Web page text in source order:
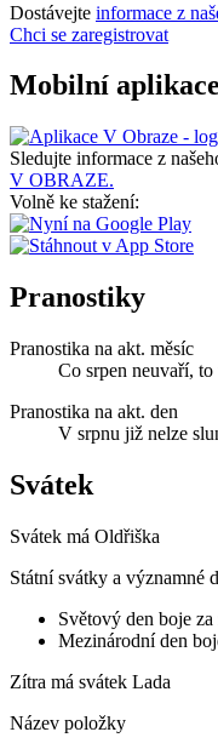
Dostávejte informace z
Chci se zaregistrovat
Mobilní aplikace
Sledujte informace z
V OBRAZE.
Volně ke stažení:
Pranostiky
Pranostika na akt. měsíc
Co srpen neuvaří,
Pranostika na akt. den
V srpnu již nelze
Svátek
Svátek má Oldřiška
Státní svátky a významné
Světový den boje
Mezinárodní den
Zítra má svátek Lada
Název položky